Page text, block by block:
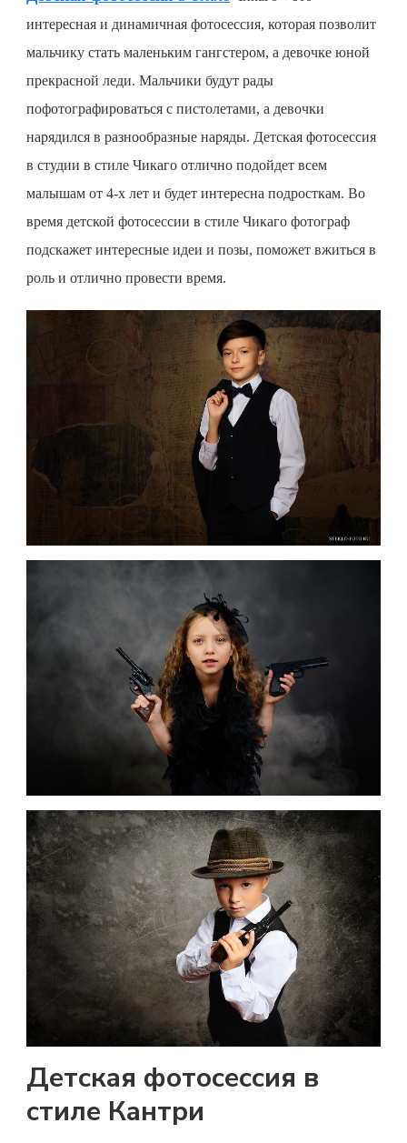
интересная и динамичная фотосессия, которая позволит
мальчику стать маленьким гангстером, а девочке юной
прекрасной леди. Мальчики будут рады
пофотографироваться с пистолетами, а девочки
нарядился в разнообразные наряды. Детская фотосессия
в студии в стиле Чикаго отлично подойдет всем
малышам от 4-х лет и будет интересна подросткам. Во
время детской фотосессии в стиле Чикаго фотограф
подскажет интересные идеи и позы, поможет вжиться в
роль и отлично провести время.
Детская фотосессия в
стиле Кантри